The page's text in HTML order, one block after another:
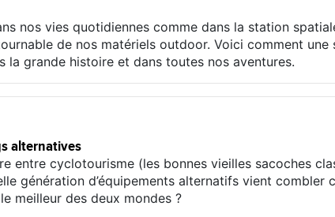
nos vies quotidiennes comme dans la station
de nos matériels outdoor. Voici comment
la grande histoire et dans toutes nos aventures.
alternatives
entre cyclotourisme (les bonnes vieilles sacoches
génération d’équipements alternatifs vient combler
meilleur des deux mondes ?